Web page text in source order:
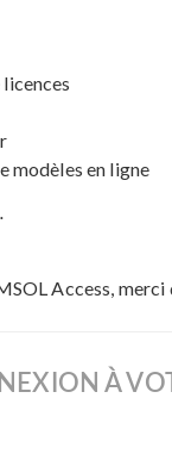
modèles en ligne
Access,
À